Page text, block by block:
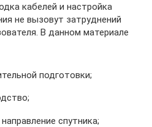
кабелей и настройка
не вызовут затруднений
В данном материале
подготовки;
спутника;